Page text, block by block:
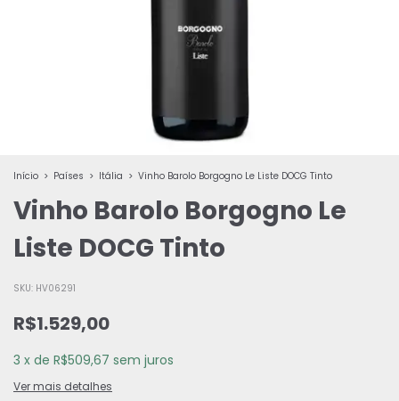
Início > Países > Itália > Vinho Barolo Borgogno Le Liste DOCG Tinto
Vinho Barolo Borgogno Le
Liste DOCG Tinto
SKU: HV06291
R$1.529,00
3 x de R$509,67 sem juros
Ver mais detalhes